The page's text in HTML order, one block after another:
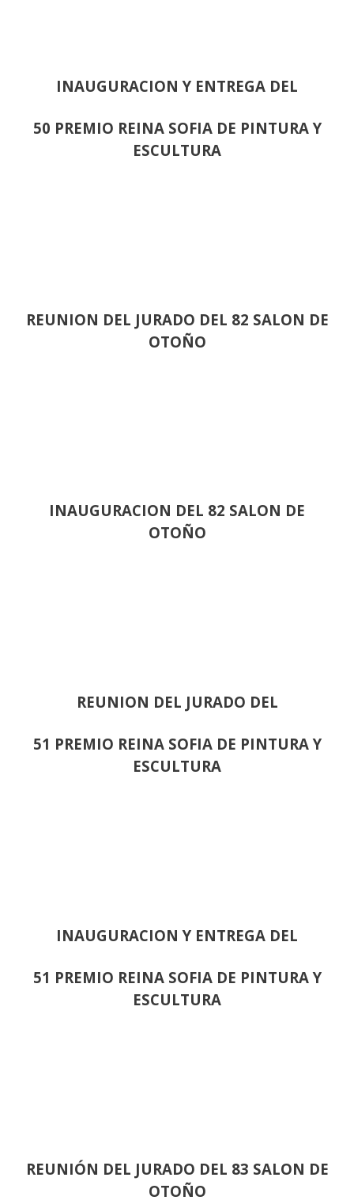
INAUGURACION Y ENTREGA DEL
50 PREMIO REINA SOFIA DE PINTURA Y
ESCULTURA
REUNION DEL JURADO DEL 82 SALON DE
OTOÑO
INAUGURACION DEL 82 SALON DE
OTOÑO
REUNION DEL JURADO DEL
51 PREMIO REINA SOFIA DE PINTURA Y
ESCULTURA
INAUGURACION Y ENTREGA DEL
51 PREMIO REINA SOFIA DE PINTURA Y
ESCULTURA
REUNIÓN DEL JURADO DEL 83 SALON DE
OTOÑO